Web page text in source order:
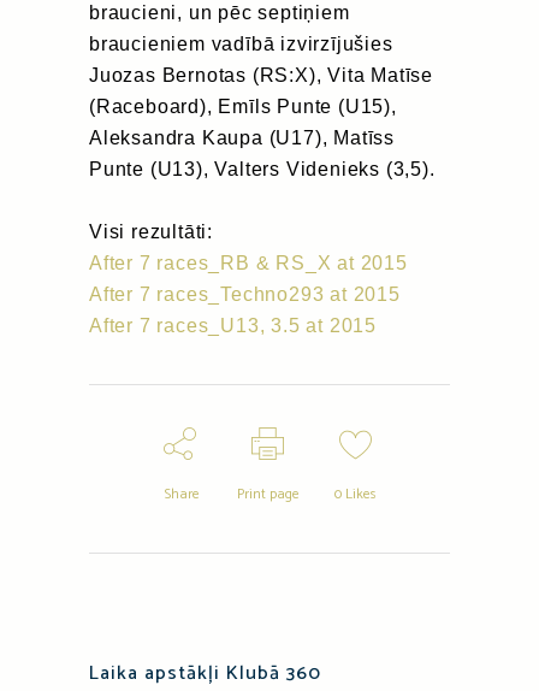
braucieni, un pēc septiņiem
braucieniem vadībā izvirzījušies
Juozas Bernotas (RS:X), Vita Matīse
(Raceboard), Emīls Punte (U15),
Aleksandra Kaupa (U17), Matīss
Punte (U13), Valters Videnieks (3,5).
Visi rezultāti:
After 7 races_RB & RS_X at 2015
After 7 races_Techno293 at 2015
After 7 races_U13, 3.5 at 2015
Share Print page 0Likes
Laika apstākļi Klubā 360